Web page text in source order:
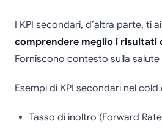
I KPI secondari, d’altra parte, ti
comprendere meglio i risultati
Forniscono contesto sulla
Esempi di KPI secondari nel cold
Tasso di inoltro (Forward